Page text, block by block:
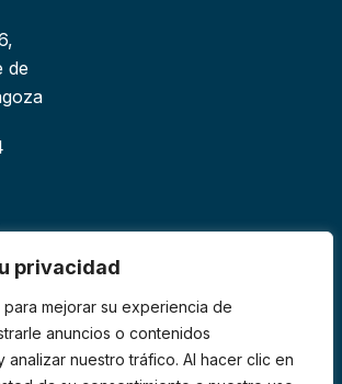
privacidad
mejorar su experiencia de
anuncios o contenidos
analizar nuestro tráfico. Al hacer clic en
de